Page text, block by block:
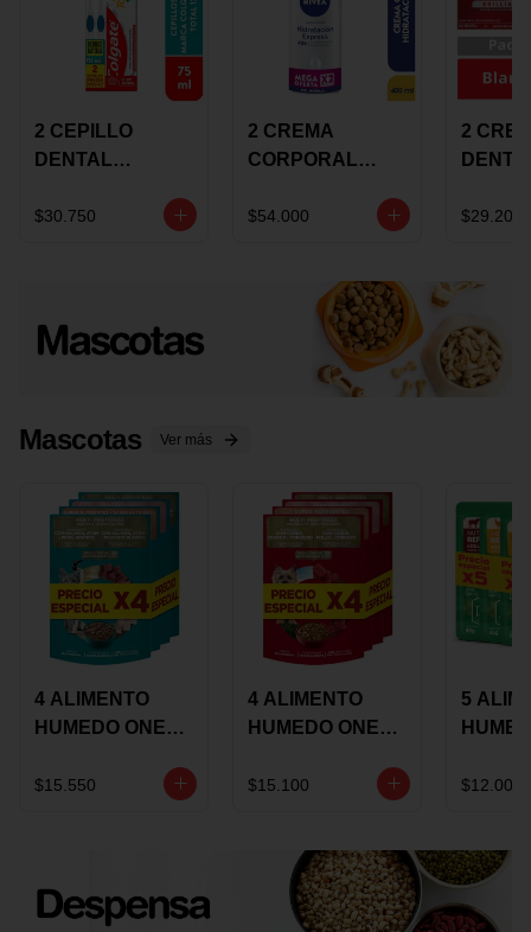
2 CEPILLO
DENTAL
+CREMA
$30.750
2 CREMA
CORPORAL
EXPRESS
OFERTA
$54.000
2
$29.200
Mascotas Ver más
4 ALIMENTO
HUMEDO ONE
85 GRS
$15.550
4 ALIMENTO
HUMEDO ONE
85 GRS
$15.100
5
$12.000